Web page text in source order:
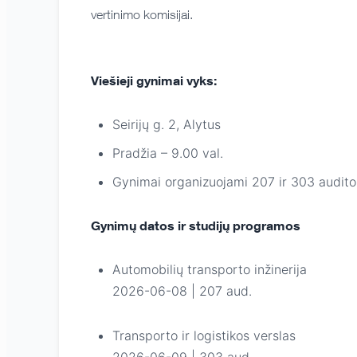
vertinimo komisijai.
Viešieji gynimai vyks:
Seirijų g. 2, Alytus
Pradžia – 9.00 val.
Gynimai organizuojami 207 ir 303
Gynimų datos ir studijų programos
Automobilių transporto inžinerija
2026-06-08 | 207 aud.
Transporto ir logistikos verslas